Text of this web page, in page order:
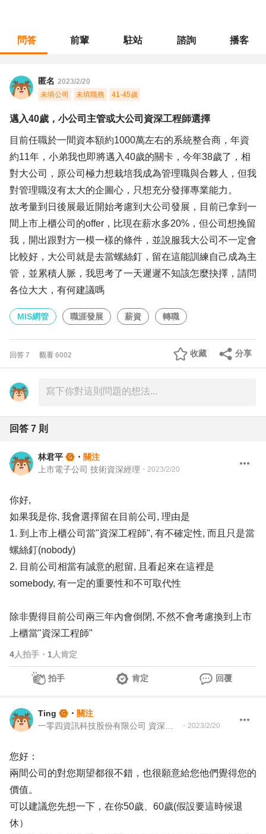
問答 前輩 駐站 諮詢 播客
匿名 2023/2/20
未填公司
未填職務 41-45歲
邁入40歲，小公司主管或大公司資深工程師選擇
目前任職於一間資本額約1000萬左右的系統整合商，年資
約11年，小弟我也即將邁入40歲的關卡，今年38歲了，相
對大公司，原公司極力想栽培我成為管理職與合夥人，但我
對管理職沒有太大的企圖心，只想充分發揮專業能力。
故考量到日後展最近開始考慮到大公司發展，目前已拿到一
間上市上櫃公司的offer，比現在薪水多20%，但公司想挽留
我，開出跟對方一模一樣的條件，並說服我大公司不一定會
比較好，大公司就是去當螺絲釘，留在這能訓練自己成為主
管，並累積人脈，我思考了一天遲遲不知該怎麼抉擇，請問
各位大大，有何建議嗎
MIS網管 職涯發展 薪資 轉職
回答 7 觀看 6002 分享
收藏
回答 7 則
林君平 ・ 關注
上市電子公司 技術資深經理 ・ 2023/2/20
你好,
如果我是你, 我會選擇留在目前公司, 理由是
1. 到上市上櫃公司當"資深工程師", 有不確定性, 而且只是當
螺絲釘(nobody)
2. 目前公司相當有誠意的慰留, 且看起來在這裡是
somebody, 有一定的重要性和不可取代性
除非覺得目前公司兩三年內會倒閉, 不然不會考慮換到上市
上櫃當"資深工程師"
4人拍手 ・ 1 人肯定
拍手 肯定 回覆
Ting ・ 關注
・ 2023/2/20
您好：
兩間公司的對您期望都很不錯，也很願意給您他們覺得您的
價值。
可以建議您先想一下，在你50歲、60歲(假設要這時候退
休）